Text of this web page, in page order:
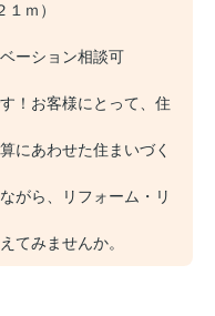
ｍ）
ーション相談可
！お客様にとって、住
にあわせた住まいづく
がら、リフォーム・リ
てみませんか。